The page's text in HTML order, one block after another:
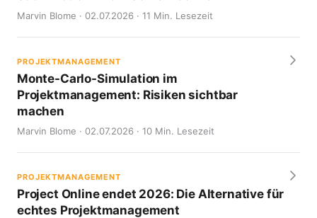
Marvin Blome · 02.07.2026 · 11 Min. Lesezeit
PROJEKTMANAGEMENT
Monte-Carlo-Simulation im
Projektmanagement: Risiken sichtbar
machen
Marvin Blome · 02.07.2026 · 10 Min. Lesezeit
PROJEKTMANAGEMENT
Project Online endet 2026: Die Alternative für
echtes Projektmanagement